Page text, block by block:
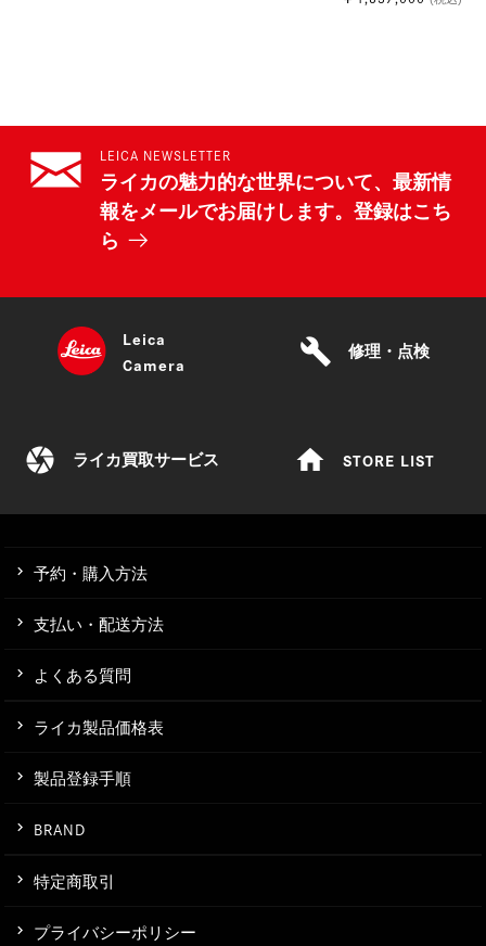
LEICA NEWSLETTER
ライカの魅力的な世界について、最新情
報をメールでお届けします。登録はこち
ら
Leica
Camera
build 修理・点検
camera ライカ買取サービス home STORE LIST
予約・購入方法
支払い・配送方法
よくある質問
ライカ製品価格表
製品登録手順
BRAND
特定商取引
プライバシーポリシー